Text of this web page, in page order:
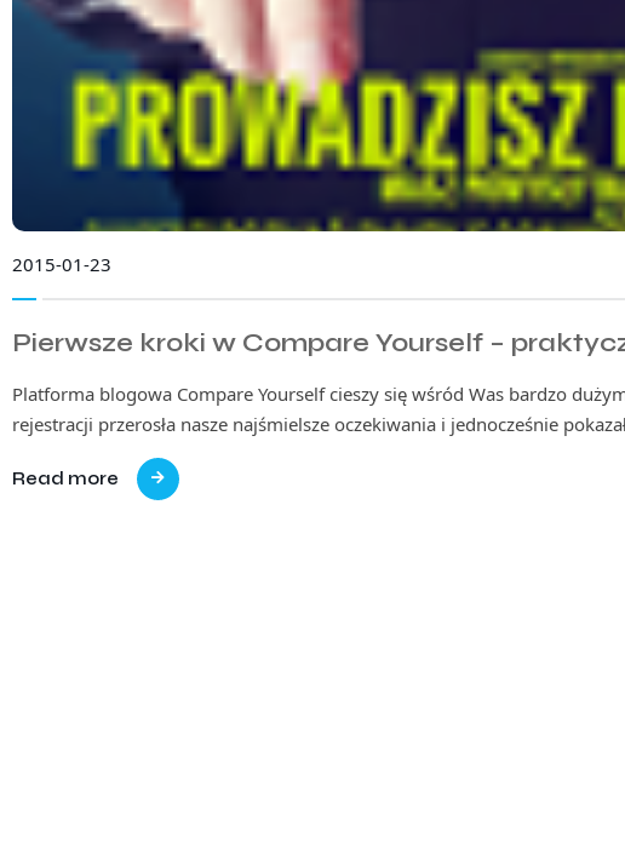
2015-01-23
Pierwsze kroki w Compare Yourself –
Platforma blogowa Compare Yourself cieszy się wśród Was bardzo
rejestracji przerosła nasze najśmielsze oczekiwania i jednocześnie
Read more